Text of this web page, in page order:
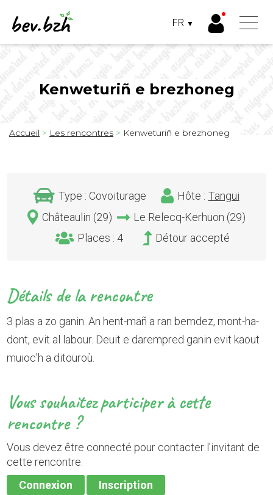
Aller
FR ▼
FRANÇAIS
BRETON
Kenweturiñ e brezhoneg
Fil
d'Ariane
Accueil Les rencontres Kenweturiñ e brezhoneg
Type : Covoiturage Hôte : Tangui
Châteaulin (29)
Le Relecq-Kerhuon (29)
Places : 4
Détour accepté
Détails de la rencontre
3 plas a zo ganin. An hent-mañ a ran bemdez, mont-ha-
dont, evit al labour. Deuit e darempred ganin evit kaout
muioc'h a ditouroù.
Vous souhaitez participer à cette
rencontre ?
Vous devez être connecté pour contacter l'invitant de
cette rencontre.
Connexion
Inscription